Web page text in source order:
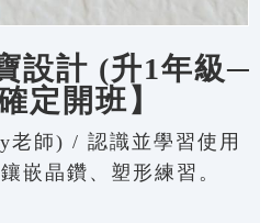
設計 (升1年級─
定開班】
老師) / 認識並學習使用
嵌晶鑽、塑形練習。